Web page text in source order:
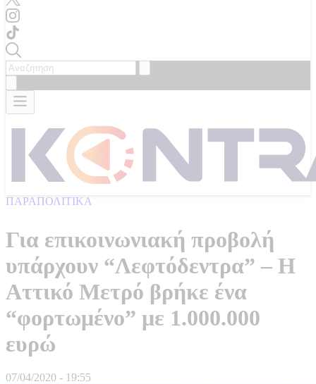
ΠΑΡΑΠΟΛΙΤΙΚΑ
Για επικοινωνιακή προβολή
υπάρχουν “Λεφτόδεντρα” – Η
Αττικό Μετρό βρήκε ένα
“φορτωμένο” με 1.000.000
ευρώ
07/04/2020 - 19:55